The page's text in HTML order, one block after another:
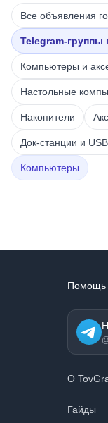
Все объявления
Telegram-группы
Компьютеры и
Настольные
Накопители
Док-станции и
Компьютеры
Помощь
О
Гайды